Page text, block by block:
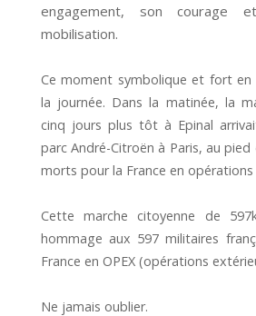
engagement, son
mobilisation.
Ce moment symbolique et fort
la journée. Dans la matinée, la
cinq jours plus tôt à Epinal
parc André-Citroën à Paris, au
morts pour la France en opérations
Cette marche citoyenne de
hommage aux 597 militaires
France en OPEX (opérations
Ne jamais oublier.